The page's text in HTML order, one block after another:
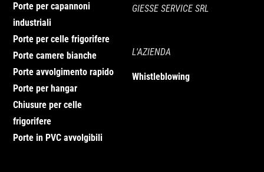
Porte per capannoni
industriali
Porte per celle frigorifere
Porte camere bianche
Porte avvolgimento rapido
Porte per hangar
Chiusure per celle
frigorifere
Porte in PVC avvolgibili
GIESSE SERVICE SRL
L'AZIENDA
Whistleblowing